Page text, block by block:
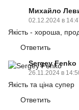
Михайло
02.12.2024 в
Якість - хороша,
Ответить
Sergey Fenko
26.11.2024 в
Якість та ціна супер
Ответить